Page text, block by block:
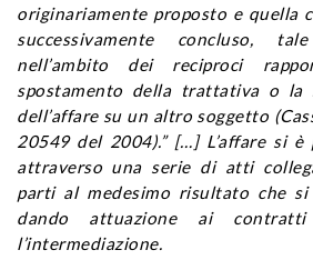
originariamente proposto e quella
successivamente concluso,
nell’ambito dei reciproci
spostamento della trattativa o la
dell’affare su un altro soggetto
20549 del 2004).” […] L’affare si
attraverso una serie di atti
parti al medesimo risultato che si
dando attuazione ai
l’intermediazione.